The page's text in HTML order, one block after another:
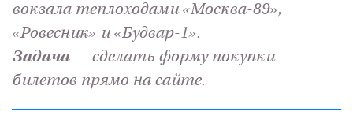
вокзала теплоходами «Москва-89»,
«Ровесник» и «Будвар-1».
Задача— сделать форму покупки
билетов прямо на сайте.